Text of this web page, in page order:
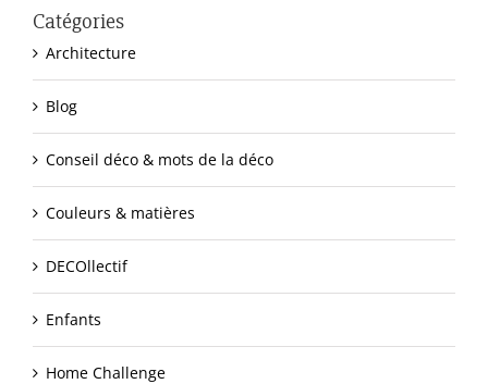
Catégories
Architecture
Blog
Conseil déco & mots de la déco
Couleurs & matières
DECOllectif
Enfants
Home Challenge